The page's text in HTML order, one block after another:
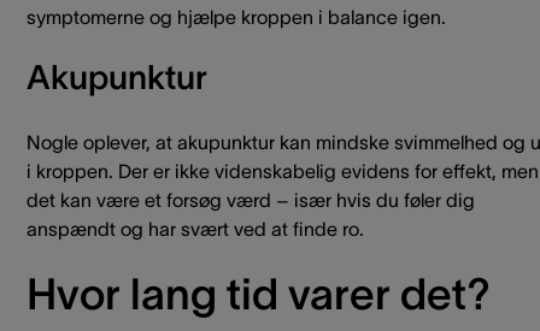
symptomerne og hjælpe kroppen i balance igen.
Akupunktur
Nogle oplever, at akupunktur kan mindske svimmelhed og
i kroppen. Der er ikke videnskabelig evidens for effekt, men
det kan være et forsøg værd – især hvis du føler dig
anspændt og har svært ved at finde ro.
Hvor lang tid varer det?